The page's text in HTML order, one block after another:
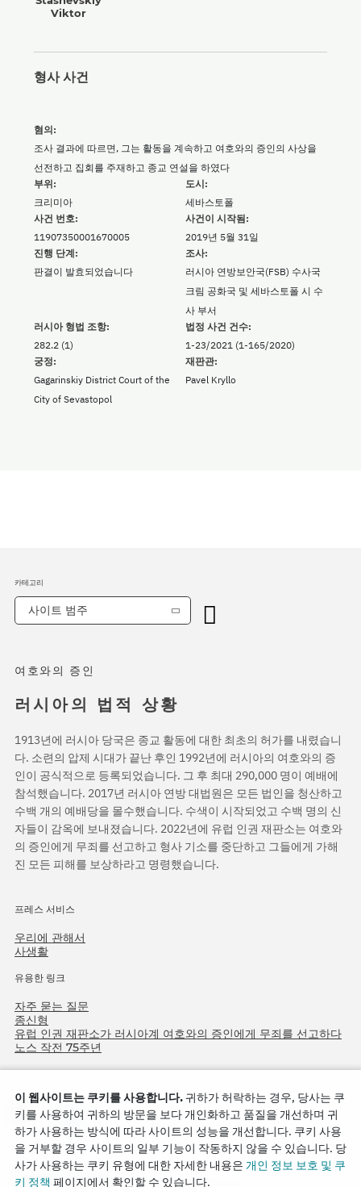
Viktor
형사 사건
부위:
크리미아
도시:
세바스토폴
혐의:
조사 결과에 따르면, 그는 활동을 계속하고 여호와의 증인의 사상을
선전하고 집회를 주재하고 종교 연설을 하였다
사건 번호:
11907350001670005
사건이 시작됨:
2019년 5월 31일
진행 단계:
판결이 발효되었습니다
조사:
러시아 연방보안국(FSB) 수사국
크림 공화국 및 세바스토폴 시 수
사 부서
러시아 형법 조항:
282.2 (1)
법정 사건 건수:
1-23/2021 (1-165/2020)
궁정:
Gagarinskiy District Court of the
City of Sevastopol
재판관:
Pavel Kryllo
여호와의 증인
러시아의 법적 상황
1913년에 러시아 당국은 종교 활동에 대한 최초의 허가를 내렸습니
다. 소련의 압제 시대가 끝난 후인 1992년에 러시아의 여호와의 증
인이 공식적으로 등록되었습니다. 그 후 최대 290,000 명이 예배에
참석했습니다. 2017년 러시아 연방 대법원은 모든 법인을 청산하고
수백 개의 예배당을 몰수했습니다. 수색이 시작되었고 수백 명의 신
자들이 감옥에 보내졌습니다. 2022년에 유럽 인권 재판소는 여호와
의 증인에게 무죄를 선고하고 형사 기소를 중단하고 그들에게 가해
진 모든 피해를 보상하라고 명령했습니다.
프레스 서비스
우리에 관해서
사생활
유용한 링크
자주 묻는 질문
종신형
유럽 인권 재판소가 러시아계 여호와의 증인에게 무죄를 선고하다
노스 작전 75주년
카테고리
사이트 범주
Copyright © 2026
이 웹사이트는 쿠키를 사용합니다. 귀하가 허락하는 경우, 당사는 쿠
키를 사용하여 귀하의 방문을 보다 개인화하고 품질을 개선하며 귀
하가 사용하는 방식에 따라 사이트의 성능을 개선합니다. 쿠키 사용
을 거부할 경우 사이트의 일부 기능이 작동하지 않을 수 있습니다. 당
사가 사용하는 쿠키 유형에 대한 자세한 내용은 개인 정보 보호 및 쿠
키 정책 페이지에서 확인할 수 있습니다.